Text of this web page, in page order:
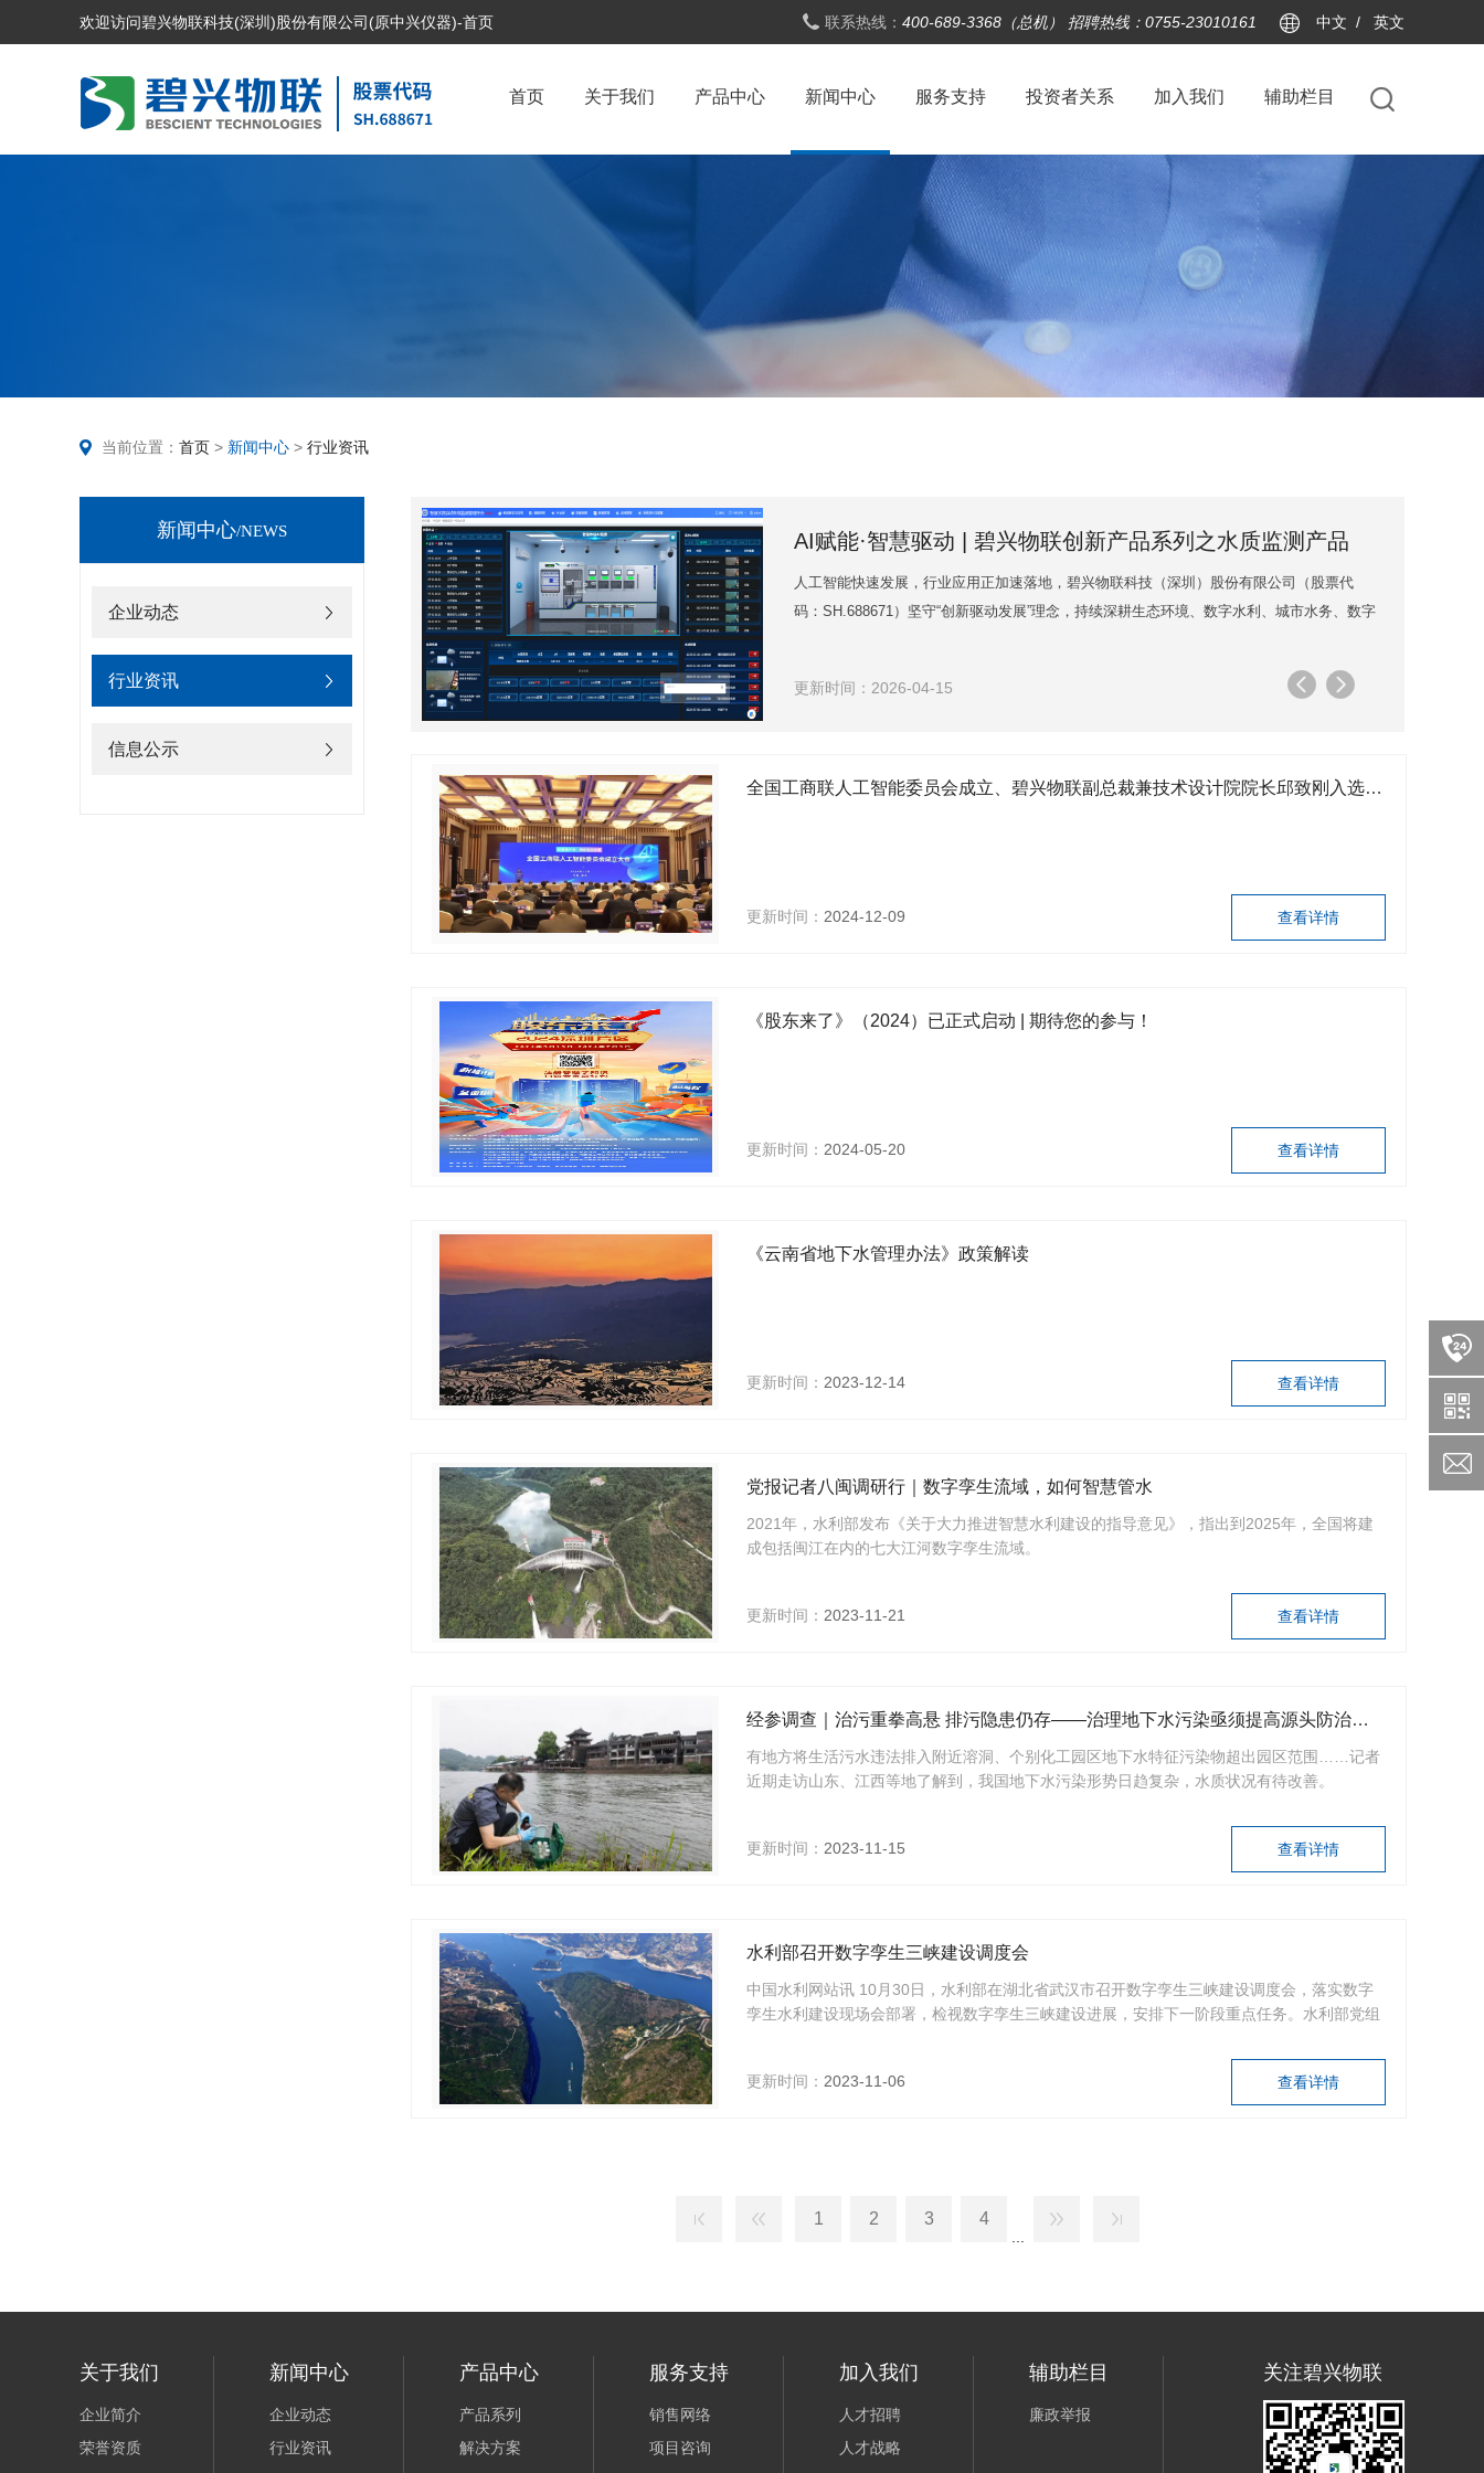
欢迎访问碧兴物联科技(深圳)股份有限公司(原中兴仪器)-首页 中文 / 英文
联系热线： 400-689-3368（总机） 招聘热线：0755-23010161
首页 关于我们 产品中心 新闻中心 服务支持 投资者关系 加入我们 辅助栏目
当前位置： 首页 > 新闻中心 > 行业资讯
新闻中心/NEWS
企业动态
行业资讯
信息公示
到访碧兴物联深圳总部考察交流智慧水务解决方案，碧兴
裁高林杰分别代表双方签约。
AI赋能·智慧驱动 | 碧兴物联创新产品系列之水质监测产品
人工智能快速发展，行业应用正加速落地，碧兴物联科技（深圳）股份有限公司（股票代
码：SH.688671）坚守“创新驱动发展”理念，持续深耕生态环境、数字水利、城市水务、数字
列极具创新性与实用性的产品及解决方案。在水质监测产品方面，碧兴物联依托二十年技术
积淀，持续推动水质监测领域的数智化转型，突破传统监测局限，构建全流程数智化监测体
更新时间：2026-04-15
全国工商联人工智能委员会成立、碧兴物联副总裁兼技术设计院院长邱致刚入选委员
更新时间： 2024-12-09 查看详情
《股东来了》（2024）已正式启动 | 期待您的参与！
更新时间： 2024-05-20 查看详情
《云南省地下水管理办法》政策解读
更新时间： 2023-12-14 查看详情
党报记者八闽调研行｜数字孪生流域，如何智慧管水
2021年，水利部发布《关于大力推进智慧水利建设的指导意见》，指出到2025年，全国将建
成包括闽江在内的七大江河数字孪生流域。
更新时间： 2023-11-21 查看详情
经参调查｜治污重拳高悬 排污隐患仍存——治理地下水污染亟须提高源头防治能力
有地方将生活污水违法排入附近溶洞、个别化工园区地下水特征污染物超出园区范围……记者
近期走访山东、江西等地了解到，我国地下水污染形势日趋复杂，水质状况有待改善。
更新时间： 2023-11-15 查看详情
水利部召开数字孪生三峡建设调度会
中国水利网站讯 10月30日，水利部在湖北省武汉市召开数字孪生三峡建设调度会，落实数字
孪生水利建设现场会部署，检视数字孪生三峡建设进展，安排下一阶段重点任务。水利部党组
更新时间： 2023-11-06 查看详情
1 2 3 4
关于我们
企业简介
荣誉资质
新闻中心
企业动态
行业资讯
产品中心
产品系列
解决方案
服务支持
销售网络
项目咨询
加入我们
人才招聘
人才战略
辅助栏目
廉政举报
关注碧兴物联